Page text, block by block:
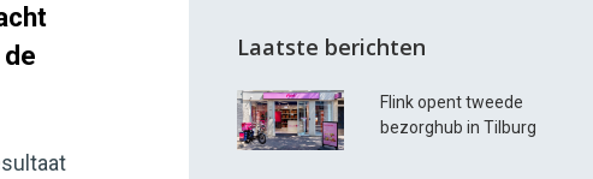
Laatste berichten
Flink opent tweede
bezorghub in Tilburg